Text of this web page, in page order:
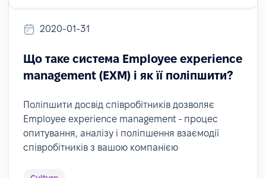
2020-01-31
Що таке система Employee experience
management (EXM) і як її поліпшити?
Поліпшити досвід співробітників дозволяє
Employee experience management - процес
опитування, аналізу і поліпшення взаємодії
співробітників з вашою компанією